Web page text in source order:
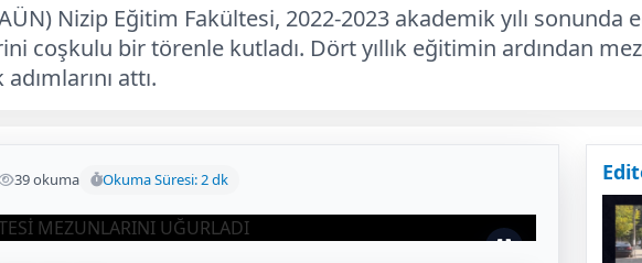
Nizip Eğitim Fakültesi, 2022-2023 akademik yılı
coşkulu bir törenle kutladı. Dört yıllık eğitimin ardından
attı.
39 okuma Okuma Süresi: 2 dk